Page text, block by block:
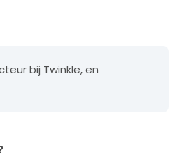
bij Twinkle, en